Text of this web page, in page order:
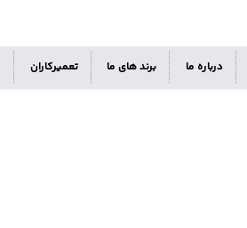
درباره ما برند های ما تعمیرکاران